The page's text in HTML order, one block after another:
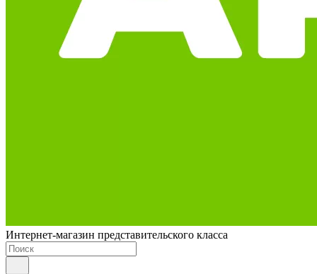
Интернет-магазин представительского класса